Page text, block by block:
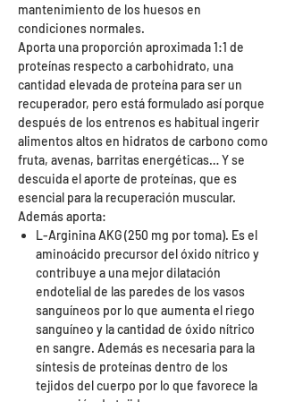
mantenimiento de los huesos en
condiciones normales.
Aporta una proporción aproximada 1:1 de
proteínas respecto a carbohidrato, una
cantidad elevada de proteína para ser un
recuperador, pero está formulado así porque
después de los entrenos es habitual ingerir
alimentos altos en hidratos de carbono como
fruta, avenas, barritas energéticas… Y se
descuida el aporte de proteínas, que es
esencial para la recuperación muscular.
Además aporta:
L-Arginina AKG (250 mg por toma). Es el
aminoácido precursor del óxido nítrico y
contribuye a una mejor dilatación
endotelial de las paredes de los vasos
sanguíneos por lo que aumenta el riego
sanguíneo y la cantidad de óxido nítrico
en sangre. Además es necesaria para la
síntesis de proteínas dentro de los
tejidos del cuerpo por lo que favorece la